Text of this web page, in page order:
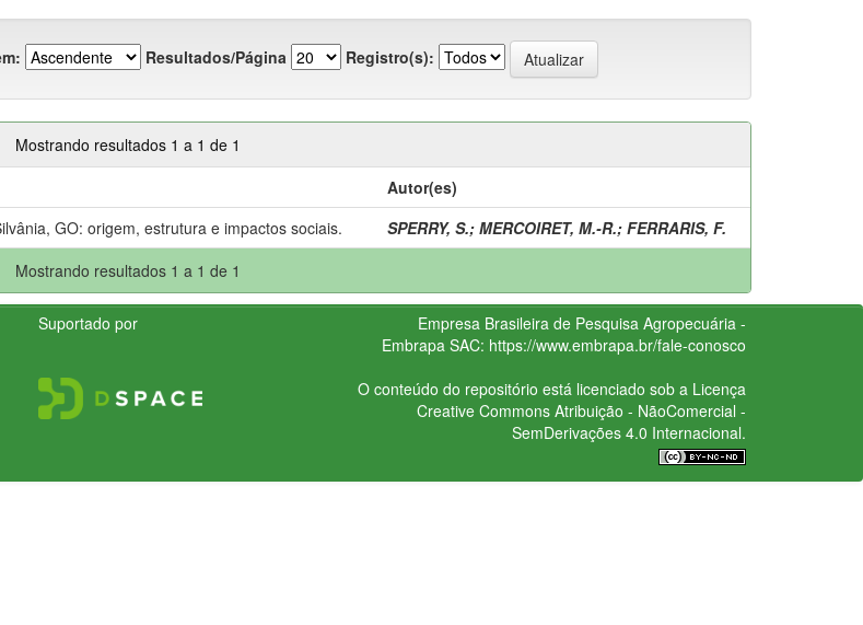
Resultados/Página Registro(s):
Mostrando resultados 1 a 1 de 1
Autor(es)
GO: origem, estrutura e impactos sociais. SPERRY, S.; MERCOIRET, M.-R.; FERRARIS, F.
Mostrando resultados 1 a 1 de 1
Suportado por
Empresa Brasileira de Pesquisa Agropecuária -
Embrapa SAC: https://www.embrapa.br/fale-conosco
O conteúdo do repositório está licenciado sob a Licença
Creative CommonsAtribuição - NãoComercial -
SemDerivações 4.0 Internacional.